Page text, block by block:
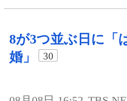
8が3つ並ぶ日に「
婚」
30